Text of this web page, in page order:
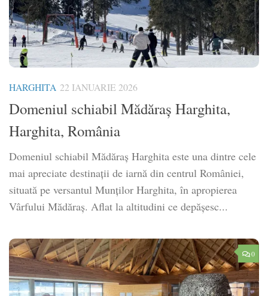
HARGHITA 22 IANUARIE 2026
Domeniul schiabil Mădăraș Harghita,
Harghita, România
Domeniul schiabil Mădăraș Harghita este una dintre cele
mai apreciate destinații de iarnă din centrul României,
situată pe versantul Munților Harghita, în apropierea
Vârfului Mădăraș. Aflat la altitudini ce depășesc...
0